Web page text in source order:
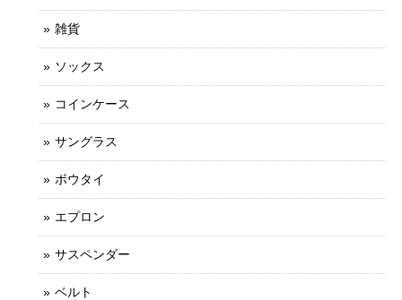
雑貨
ソックス
コインケース
サングラス
ボウタイ
エプロン
サスペンダー
ベルト